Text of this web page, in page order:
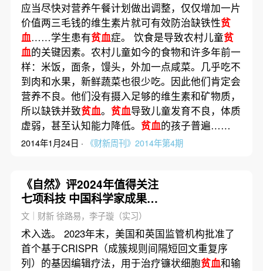
应当尽快对营养午餐计划做出调整，仅仅增加一片
价值两三毛钱的维生素片就可有效防治缺铁性贫
血……学生患有贫血症。 饮食是导致农村儿童贫
血的关键因素。农村儿童如今的食物和许多年前一
样：米饭，面条，馒头，外加一点咸菜。几乎吃不
到肉和水果，新鲜蔬菜也很少吃。因此他们肯定会
营养不良。他们没有摄入足够的维生素和矿物质，
所以缺铁并致贫血。 贫血导致儿童发育不良，体质
虚弱，甚至认知能力降低。 贫血的孩子普遍……
2014年1月24日 · 《财新周刊》2014年第4期
《自然》评2024年值得关注
七项科技 中国科学家成果入
选
文｜财新 徐路易，李子璇（实习）
术入选。 2023年末，美国和英国监管机构批准了
首个基于CRISPR（成簇规则间隔短回文重复序
列）的基因编辑疗法，用于治疗镰状细胞贫血和输